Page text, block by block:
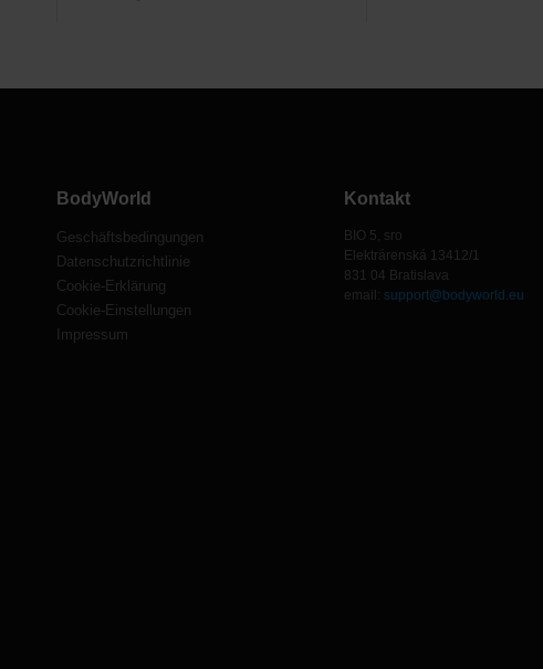
BodyWorld
Geschäftsbedingungen
Datenschutzrichtlinie
Cookie-Erklärung
Cookie-Einstellungen
Impressum
Kontakt
BIO 5, sro
Elektrárenská 13412/1
831 04 Bratislava
email: support@bodyworld.eu